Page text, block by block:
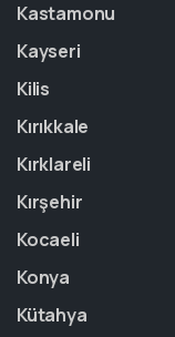
Kastamonu
Kayseri
Kilis
Kırıkkale
Kırklareli
Kırşehir
Kocaeli
Konya
Kütahya